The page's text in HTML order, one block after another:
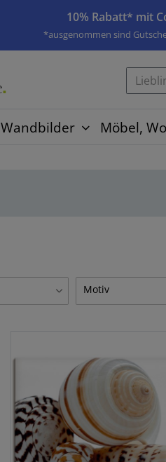
10% Rabatt* mit
*ausgenommen sind
Wandbilder Möbel,
Motiv
Muscheln